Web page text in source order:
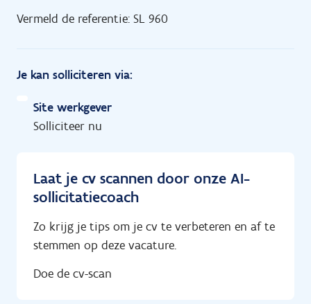
Vermeld de referentie: SL 960
Je kan solliciteren via:
Site werkgever
Solliciteer nu
Laat je cv scannen door onze AI-
sollicitatiecoach
Zo krijg je tips om je cv te verbeteren en af te
stemmen op deze vacature.
Doe de cv-scan